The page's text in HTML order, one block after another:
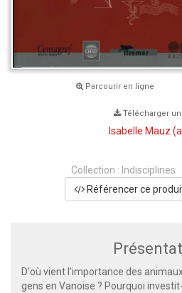
Parcourir en ligne
Télécharger un
Isabelle Mauz
Collection : Indisciplines
Référencer ce
D'où vient l'importance des
gens en Vanoise ? Pourquoi